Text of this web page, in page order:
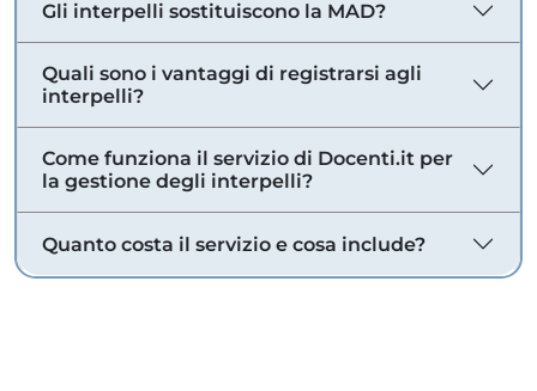
Gli interpelli sostituiscono la MAD?
Quali sono i vantaggi di registrarsi agli
interpelli?
Come funziona il servizio di Docenti.it per
la gestione degli interpelli?
Quanto costa il servizio e cosa include?